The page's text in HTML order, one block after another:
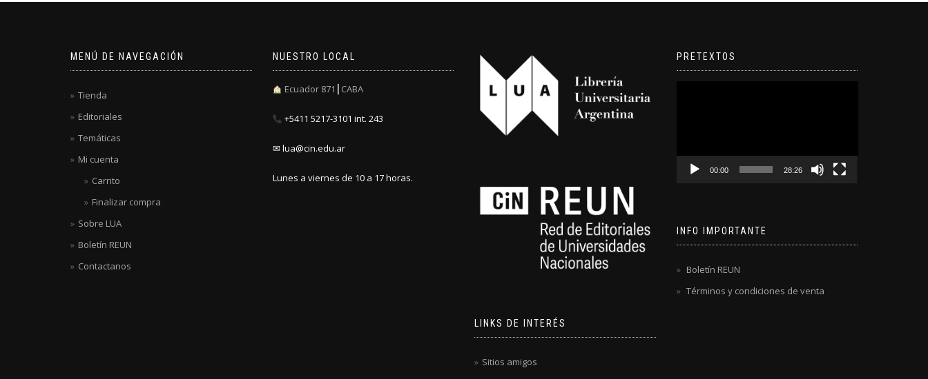
MENÚ DE NAVEGACIÓN
Tienda
Editoriales
Temáticas
Mi cuenta
Carrito
Finalizar compra
Sobre LUA
Boletín REUN
Contactanos
NUESTRO LOCAL
Ecuador 871┃CABA
+5411 5217-3101 int. 243
✉ lua@cin.edu.ar
Lunes a viernes de 10 a 17 horas.
LINKS DE INTERÉS
Sitios amigos
PRETEXTOS
00:00 28:26
INFO IMPORTANTE
Boletín REUN
Términos y condiciones de venta